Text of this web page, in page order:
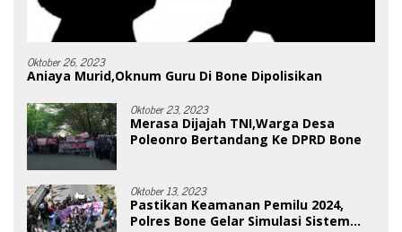
Oktober 26, 2023
Aniaya Murid,Oknum Guru Di Bone Dipolisikan
Oktober 23, 2023
Merasa Dijajah TNI,Warga Desa
Poleonro Bertandang Ke DPRD Bone
Oktober 13, 2023
Pastikan Keamanan Pemilu 2024,
Polres Bone Gelar Simulasi Sistem